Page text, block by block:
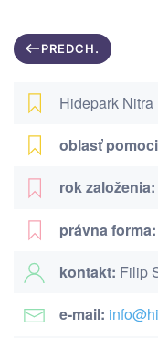
PREDCH.
Hidepark Nitra
oblasť
rok založenia:
právna forma:
kontakt: Filip
e-mail: